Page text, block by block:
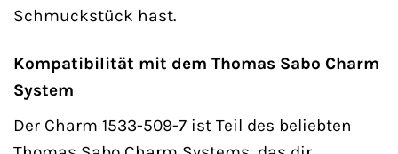
Schmuckstück hast.
Kompatibilität mit dem Thomas Sabo Charm
System
Der Charm 1533-509-7 ist Teil des beliebten